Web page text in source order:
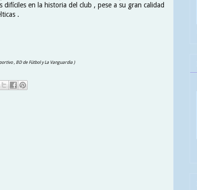
en la historia del club , pese a su gran calidad
.
, BD de Fútbol y La Vanguardia )